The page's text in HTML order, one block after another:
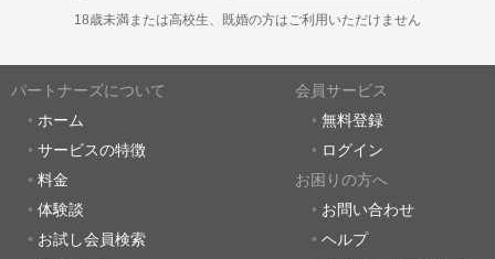
18歳未満または高校生、既婚の方はご利用いただけません
パートナーズについて
ホーム
サービスの特徴
料金
体験談
お試し会員検索
会員サービス
無料登録
ログイン
お困りの方へ
お問い合わせ
ヘルプ